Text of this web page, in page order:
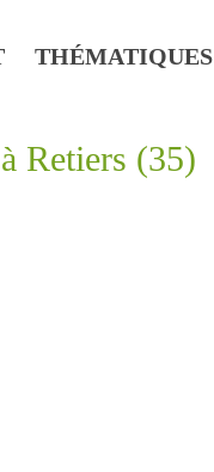
THÉMATIQUES
Retiers (35)